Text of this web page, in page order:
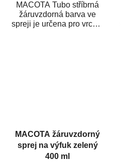
MACOTA Tubo stříbrná
žáruvzdorná barva ve
spreji je určena pro vrchní
MACOTA žáruvzdorný
sprej na výfuk zelený
400 ml